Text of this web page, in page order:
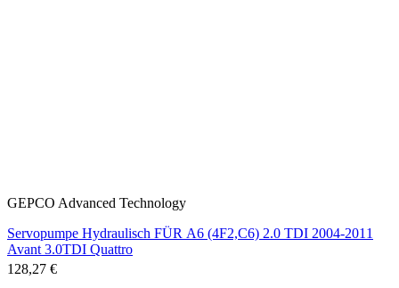
GEPCO Advanced Technology
Servopumpe Hydraulisch FÜR A6 (4F2,C6) 2.0 TDI 2004-2011
Avant 3.0TDI Quattro
128,27 €